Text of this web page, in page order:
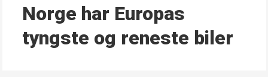
Norge har Europas
tyngste og reneste biler